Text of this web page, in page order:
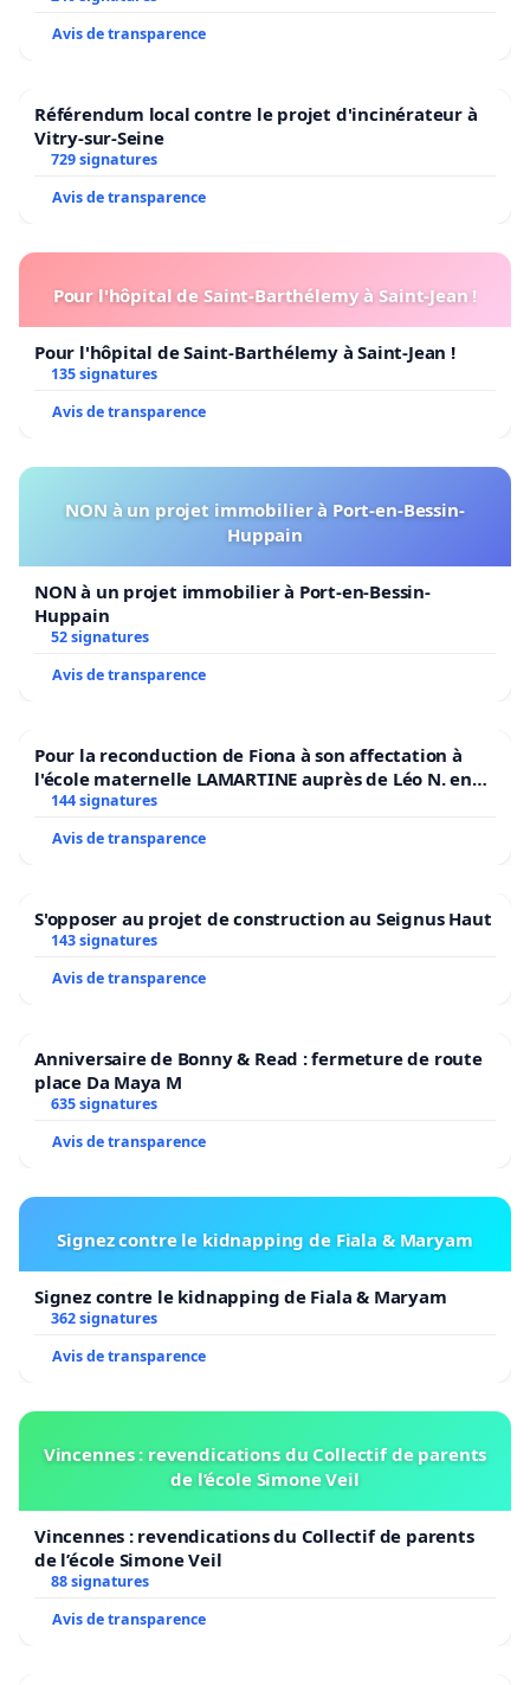
Avis de transparence
Référendum local contre le projet d'incinérateur à
Vitry-sur-Seine
729 signatures
Avis de transparence
Pour l'hôpital de Saint-Barthélemy à Saint-Jean !
Pour l'hôpital de Saint-Barthélemy à Saint-Jean !
135 signatures
Avis de transparence
NON à un projet immobilier à Port-en-Bessin-
Huppain
NON à un projet immobilier à Port-en-Bessin-
Huppain
52 signatures
Avis de transparence
Pour la reconduction de Fiona à son affectation à
l'école maternelle LAMARTINE auprès de Léo N. en
2026/2027
144 signatures
Avis de transparence
S'opposer au projet de construction au Seignus Haut
143 signatures
Avis de transparence
Anniversaire de Bonny & Read : fermeture de route
place Da Maya M
635 signatures
Avis de transparence
Signez contre le kidnapping de Fiala & Maryam
Signez contre le kidnapping de Fiala & Maryam
362 signatures
Avis de transparence
Vincennes : revendications du Collectif de parents
de l’école Simone Veil
Vincennes : revendications du Collectif de parents
de l’école Simone Veil
88 signatures
Avis de transparence